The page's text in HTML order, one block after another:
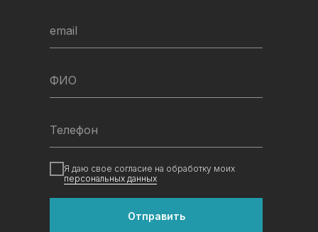
email
ФИО
Телефон
Я даю свое согласие на обработку моих
персональных данных
Отправить